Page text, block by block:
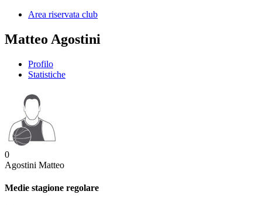
Area riservata club
Matteo Agostini
Profilo
Statistiche
0
Agostini Matteo
Medie stagione regolare